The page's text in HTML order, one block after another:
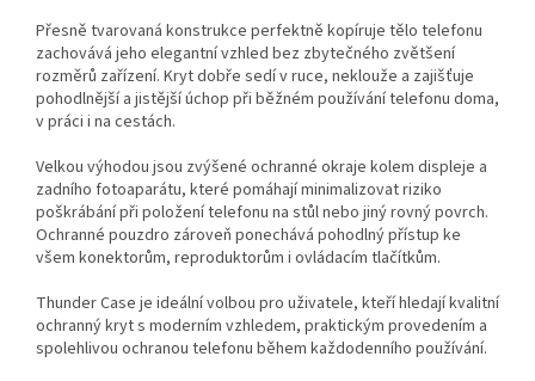
Přesně tvarovaná konstrukce perfektně kopíruje tělo telefonu
zachovává jeho elegantní vzhled bez zbytečného zvětšení
rozměrů zařízení. Kryt dobře sedí v ruce, neklouže a zajišťuje
pohodlnější a jistější úchop při běžném používání telefonu doma,
v práci i na cestách.
Velkou výhodou jsou zvýšené ochranné okraje kolem displeje a
zadního fotoaparátu, které pomáhají minimalizovat riziko
poškrábání při položení telefonu na stůl nebo jiný rovný povrch.
Ochranné pouzdro zároveň ponechává pohodlný přístup ke
všem konektorům, reproduktorům i ovládacím tlačítkům.
Thunder Case je ideální volbou pro uživatele, kteří hledají kvalitní
ochranný kryt s moderním vzhledem, praktickým provedením a
spolehlivou ochranou telefonu během každodenního používání.